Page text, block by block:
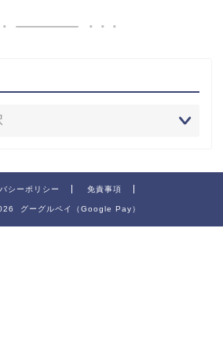
シーポリシー 免責事項
グーグルペイ（Google Pay）